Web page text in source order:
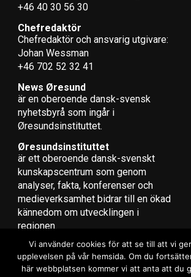
+46 40 30 56 30
Chefredaktör
Chefredaktör och ansvarig utgivare:
Johan Wessman
+46 702 52 32 41
News Øresund
är en oberoende dansk-svensk
nyhets­byrå som ingår i
Øresundsinstituttet.
Øresundsinstituttet
är ett oberoende dansk-svenskt
kunskapscentrum som genom
analyser, fakta, konferenser och
medieverksamhet bidrar till en ökad
kännedom om utvecklingen i
regionen.
Vi använder cookies för att se till att vi
upplevelsen på vår hemsida. Om du
här webbplatsen kommer vi att anta att du